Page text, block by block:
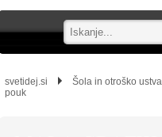
svetidej.si
Šola in otroško
pouk